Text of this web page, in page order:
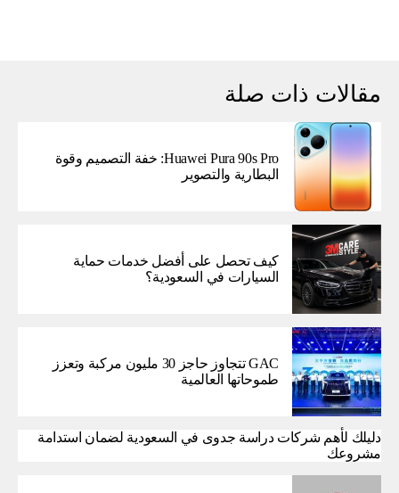
مقالات ذات صلة
Huawei Pura 90s Pro: خفة التصميم وقوة
البطارية والتصوير
كيف تحصل على أفضل خدمات حماية
السيارات في السعودية؟
GAC تتجاوز حاجز 30 مليون مركبة وتعزز
طموحاتها العالمية
دليلك لأهم شركات دراسة جدوى في السعودية لضمان استدامة
مشروعك